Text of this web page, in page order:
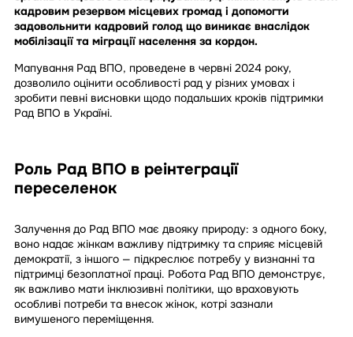
кадровим резервом місцевих громад і допомогти
задовольнити кадровий голод що виникає внаслідок
мобілізації та міграції населення за кордон.
Мапування Рад ВПО, проведене в червні 2024 року,
дозволило оцінити особливості рад у різних умовах і
зробити певні висновки щодо подальших кроків підтримки
Рад ВПО в Україні.
Роль Рад ВПО в реінтеграції
переселенок
Залучення до Рад ВПО має двояку природу: з одного боку,
воно надає жінкам важливу підтримку та сприяє місцевій
демократії, з іншого — підкреслює потребу у визнанні та
підтримці безоплатної праці. Робота Рад ВПО демонструє,
як важливо мати інклюзивні політики, що враховують
особливі потреби та внесок жінок, котрі зазнали
вимушеного переміщення.